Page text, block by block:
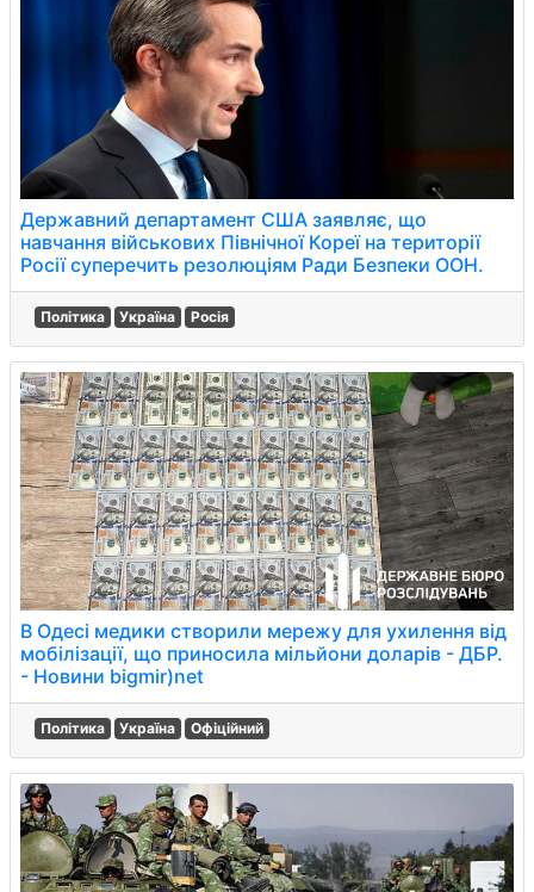
Державний департамент США заявляє, що
навчання військових Північної Кореї на території
Росії суперечить резолюціям Ради Безпеки ООН.
Політика Україна Росія
В Одесі медики створили мережу для ухилення від
мобілізації, що приносила мільйони доларів - ДБР.
- Новини bigmir)net
Політика Україна Офіційний